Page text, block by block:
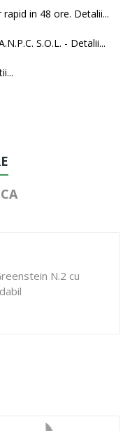
rapid in 48 ore. Detalii...
S.O.L. - Detalii...
N.2 cu